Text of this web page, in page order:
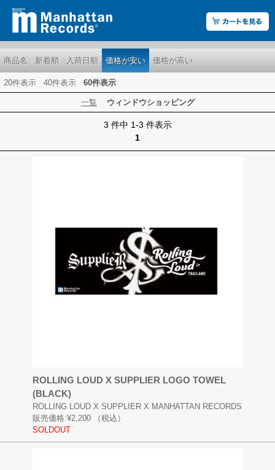
商品名 新着順 入荷日順 価格が安い 価格が高い
20件表示 40件表示 60件表示
一覧 ウィンドウショッピング
3 件中 1-3 件表示
1
ROLLING LOUD X SUPPLIER LOGO TOWEL
(BLACK)
ROLLING LOUD X SUPPLIER X MANHATTAN RECORDS
販売価格:¥2,200
（税込）
SOLDOUT